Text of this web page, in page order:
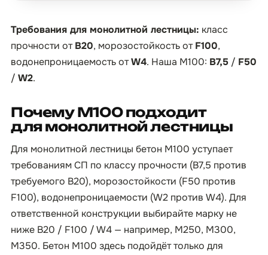
Требования для монолитной лестницы: класс
прочности отB20, морозостойкость отF100,
водонепроницаемость отW4. Наша М100: B7,5 / F50
/ W2.
Почему М100 подходит
для монолитной лестницы
Для монолитной лестницы бетон М100 уступает
требованиям СП по классу прочности (B7,5 против
требуемого B20), морозостойкости (F50 против
F100), водонепроницаемости (W2 против W4). Для
ответственной конструкции выбирайте марку не
ниже B20 / F100 / W4 — например, М250, М300,
М350. Бетон М100 здесь подойдёт только для